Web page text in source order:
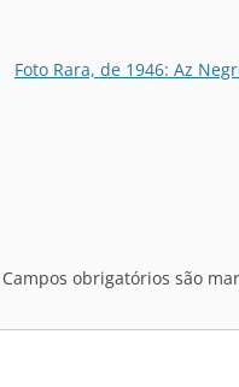
Foto Rara, de 1946: Az
Campos obrigatórios são